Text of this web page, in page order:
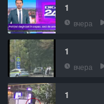
1
вчера
1
вчера
1